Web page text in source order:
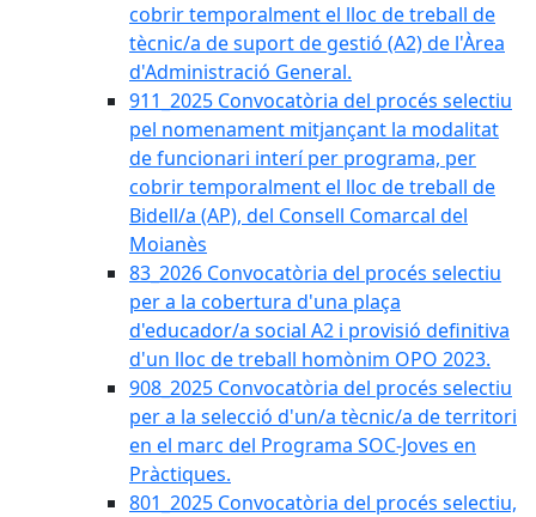
cobrir temporalment el lloc de treball de
tècnic/a de suport de gestió (A2) de l'Àrea
d'Administració General.
911_2025 Convocatòria del procés selectiu
pel nomenament mitjançant la modalitat
de funcionari interí per programa, per
cobrir temporalment el lloc de treball de
Bidell/a (AP), del Consell Comarcal del
Moianès
83_2026 Convocatòria del procés selectiu
per a la cobertura d'una plaça
d'educador/a social A2 i provisió definitiva
d'un lloc de treball homònim OPO 2023.
908_2025 Convocatòria del procés selectiu
per a la selecció d'un/a tècnic/a de territori
en el marc del Programa SOC-Joves en
Pràctiques.
801_2025 Convocatòria del procés selectiu,